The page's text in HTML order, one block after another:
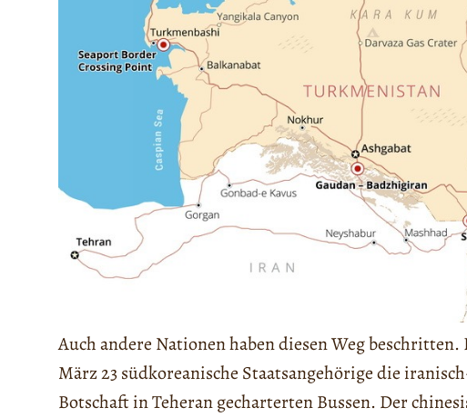
Auch andere Nationen haben diesen Weg beschritten.
März 23 südkoreanische Staatsangehörige die
Botschaft in Teheran gecharterten Bussen. Der